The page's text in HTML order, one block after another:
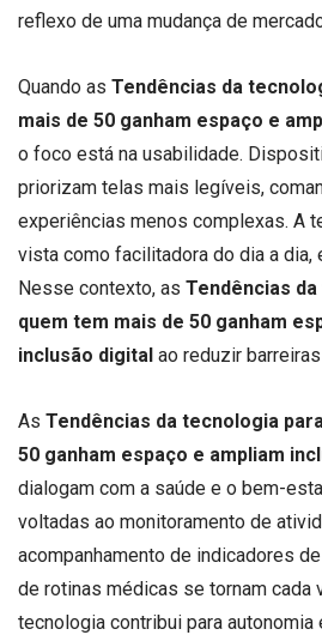
reflexo de uma mudança de
Quando as Tendências da
mais de 50 ganham espaço e
o foco está na usabilidade.
priorizam telas mais legíveis,
experiências menos complexas. A
vista como facilitadora do dia a dia,
Nesse contexto, as Tendências
quem tem mais de 50 ganham
inclusão digital ao reduzir
As Tendências da tecnologia
50 ganham espaço e ampliam
dialogam com a saúde e o bem-
voltadas ao monitoramento de
acompanhamento de indicadores
de rotinas médicas se tornam cada
tecnologia contribui para autonomia